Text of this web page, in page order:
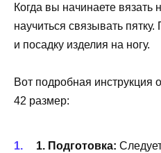
Когда вы начинаете вязать
научиться связывать
и посадку изделия на ногу.
Вот подробная инструкция
42 размер:
1. Подготовка: